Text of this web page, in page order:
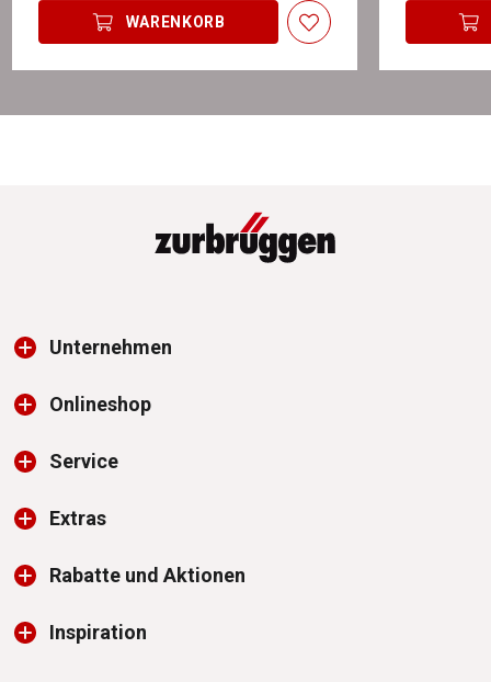
WARENKORB
Unternehmen
Onlineshop
Service
Extras
Rabatte und Aktionen
Inspiration